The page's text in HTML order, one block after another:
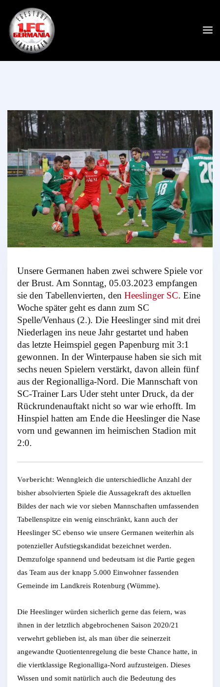
Unsere Germanen haben zwei schwere Spiele vor
der Brust. Am Sonntag, 05.03.2023 empfangen
sie den Tabellenvierten, den Heeslinger SC. Eine
Woche später geht es dann zum SC
Spelle/Venhaus (2.). Die Heeslinger sind mit drei
Niederlagen ins neue Jahr gestartet und haben
das letzte Heimspiel gegen Papenburg mit 3:1
gewonnen. In der Winterpause haben sie sich mit
sechs neuen Spielern verstärkt, davon allein fünf
aus der Regionalliga-Nord. Die Mannschaft von
SC-Trainer Lars Uder steht unter Druck, da der
Rückrundenauftakt nicht so war wie erhofft. Im
Hinspiel hatten am Ende die Heeslinger die Nase
vorn und gewannen im heimischen Stadion mit
2:0.
Vorbericht: Wenngleich die unterschiedliche Anzahl der
bisher absolvierten Spiele die Aussagekraft des aktuellen
Bildes der nach wie vor sieben Mannschaften umfassenden
Tabellenspitze ein wenig einschränkt, kann auch der
Heeslinger SC ebenso wie unsere Germanen weiterhin als
potenzieller Aufstiegskandidat bezeichnet werden.
Demzufolge spannend und bedeutsam ist die Partie gegen
das Team aus der knapp 5.000 Einwohner fassenden
Gemeinde im Landkreis Rotenburg (Wümme).
Die Heeslinger würden sicherlich gerne das feiern, was
ihnen in der letztlich abgebrochenen Saison 2020/21
verwehrt geblieben ist, als man über die seinerzeit
angewandte Quotientenregelung die beste Chance hatte, in
die viertklassige Regionalliga-Nord aufzusteigen. Dieses
Wissen und somit natürlich auch die Bedeutung des